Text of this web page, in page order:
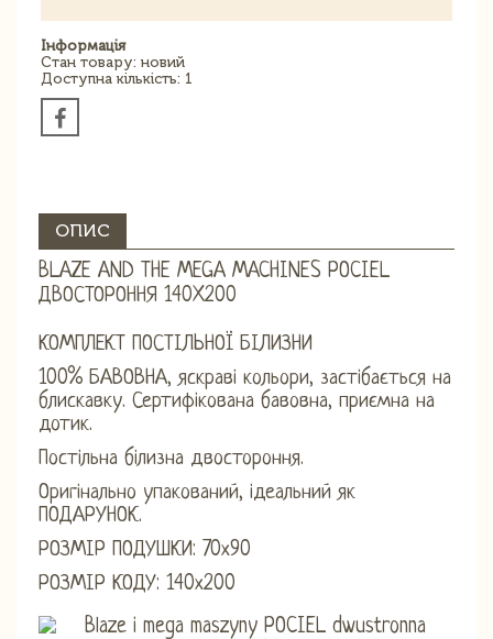
Інформація
Стан товару: новий
Доступна кількість: 1
ОПИС
BLAZE AND THE MEGA MACHINES POCIEL
ДВОСТОРОННЯ 140X200
КОМПЛЕКТ ПОСТІЛЬНОЇ БІЛИЗНИ
100% БАВОВНА, яскраві кольори, застібається на
блискавку. Сертифікована бавовна, приємна на
дотик.
Постільна білизна двостороння.
Оригінально упакований, ідеальний як
ПОДАРУНОК.
РОЗМІР ПОДУШКИ: 70х90
РОЗМІР КОДУ: 140х200